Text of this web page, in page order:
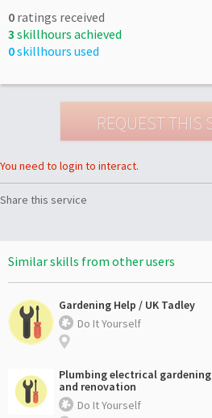
0 ratings received
3 skillhours achieved
0skillhours used
You need to login to interact.
Share this service
Similar skills from other users
Gardening Help / UK Tadley
Do It Yourself
Plumbing electrical gardening
and renovation
Do It Yourself